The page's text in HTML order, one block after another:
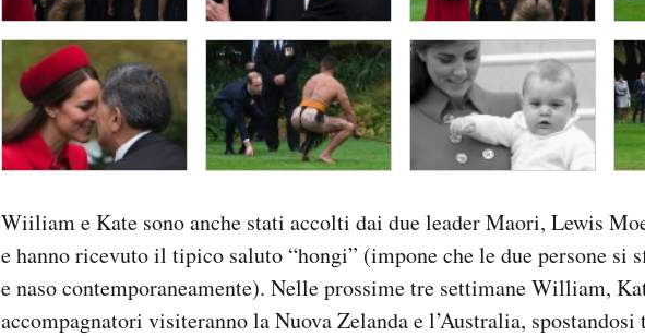
Wiiliam e Kate sono anche stati accolti dai due leader Maori, Lewis
e hanno ricevuto il tipico saluto “hongi” (impone che le due persone si
e naso contemporaneamente). Nelle prossime tre settimane William,
accompagnatori visiteranno la Nuova Zelanda e l’Australia,